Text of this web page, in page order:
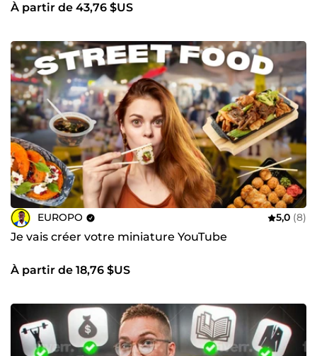
À partir de 43,76 $US
EUROPO 5,0 (8)
Je vais créer votre miniature YouTube
À partir de 18,76 $US